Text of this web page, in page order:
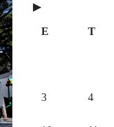
▶
E T
3 4